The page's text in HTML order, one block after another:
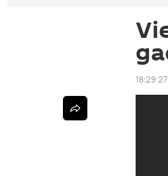
18:29